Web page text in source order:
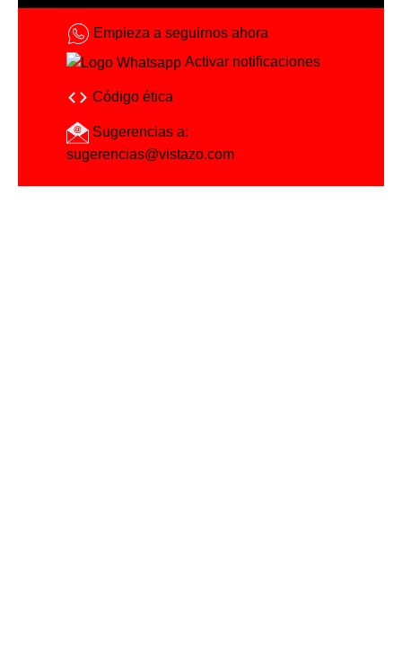
Empieza a seguirnos ahora
Activar notificaciones
Código ética
Sugerencias a:
sugerencias@vistazo.com